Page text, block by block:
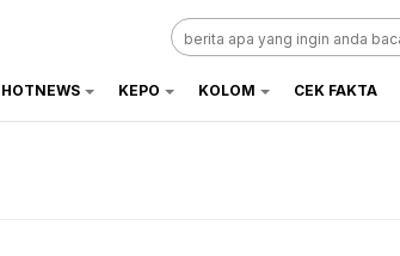
HOTNEWS KEPO KOLOM CEK FAKTA